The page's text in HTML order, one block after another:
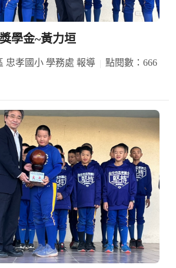
學金~黃力垣
忠孝國小 學務處 報導
點閱數：666